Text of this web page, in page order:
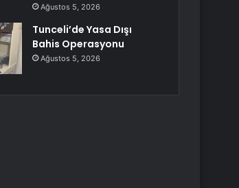
Ağustos 5, 2026
Tunceli’de Yasa Dışı
Bahis Operasyonu
Ağustos 5, 2026